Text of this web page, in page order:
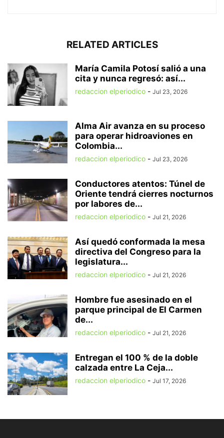
RELATED ARTICLES
María Camila Potosí salió a una
cita y nunca regresó: así...
redaccion elperiodico - Jul 23, 2026
Alma Air avanza en su proceso
para operar hidroaviones en
Colombia...
redaccion elperiodico - Jul 23, 2026
Conductores atentos: Túnel de
Oriente tendrá cierres nocturnos
por labores de...
redaccion elperiodico - Jul 21, 2026
Así quedó conformada la mesa
directiva del Congreso para la
legislatura...
redaccion elperiodico - Jul 21, 2026
Hombre fue asesinado en el
parque principal de El Carmen
de...
redaccion elperiodico - Jul 21, 2026
Entregan el 100 % de la doble
calzada entre La Ceja...
redaccion elperiodico - Jul 17, 2026